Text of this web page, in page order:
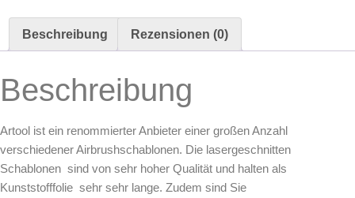
Freihand
Airbrush
Schablone
von
Cacy
(200312)
Beschreibung Rezensionen (0)
Beschreibung
Artool ist ein renommierter Anbieter einer großen Anzahl
verschiedener Airbrushschablonen. Die lasergeschnitten
Schablonen sind von sehr hoher Qualität und halten als
Kunststofffolie sehr sehr lange. Zudem sind Sie